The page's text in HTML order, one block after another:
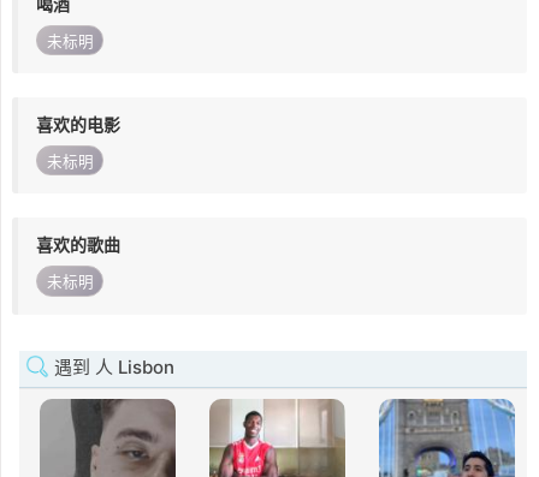
未标明
喜欢的电影
未标明
喜欢的歌曲
未标明
遇到 人 Lisbon